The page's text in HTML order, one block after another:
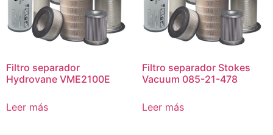
Filtro separador
Hydrovane VME2100E
Leer más
Filtro separador Stokes
Vacuum 085-21-478
Leer más